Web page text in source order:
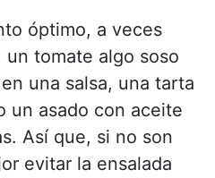
óptimo, a veces
tomate algo soso
una salsa, una tarta
un asado con aceite
Así que, si no son
evitar la ensalada